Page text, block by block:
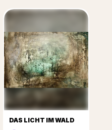
DAS LICHT IM WALD